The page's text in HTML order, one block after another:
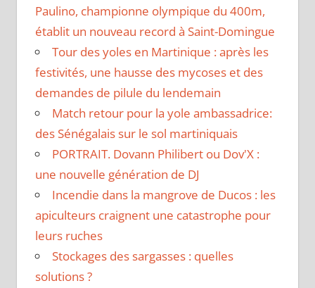
Paulino, championne olympique du 400m,
établit un nouveau record à Saint-Domingue
Tour des yoles en Martinique : après les
festivités, une hausse des mycoses et des
demandes de pilule du lendemain
Match retour pour la yole ambassadrice:
des Sénégalais sur le sol martiniquais
PORTRAIT. Dovann Philibert ou Dov'X :
une nouvelle génération de DJ
Incendie dans la mangrove de Ducos : les
apiculteurs craignent une catastrophe pour
leurs ruches
Stockages des sargasses : quelles
solutions ?